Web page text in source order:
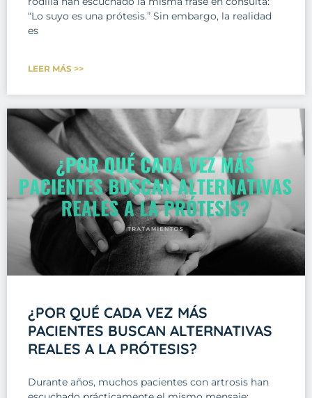
“Lo suyo es una prótesis.” Sin embargo, la realidad
es
LEER MÁS >>
¿POR QUÉ CADA VEZ MÁS
PACIENTES BUSCAN ALTERNATIVAS
REALES A LA PRÓTESIS?
Durante años, muchos pacientes con artrosis han